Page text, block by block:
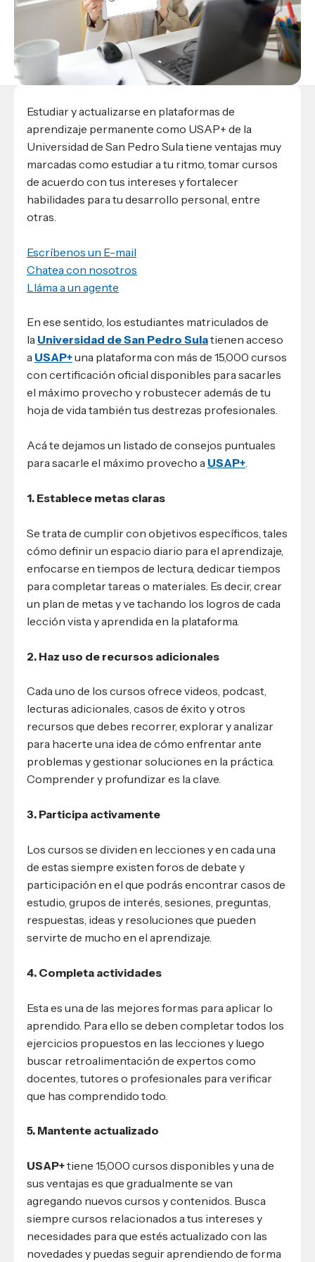
Escuela de Ciencias de la Comunicación
Escuela de Ciencias de la Salud
Escuela de Arquitectura
Ver toda la oferta académica
Escuela de Negocios
Conocé DUX
Datos de contacto
admisiones@usap.edu
+504 2561-8727
Ave. Circunvalación, San Pedro Sula,
EXCELENCIA USAP
Lifelong Learning University
Responsabilidad social y sostenibilidad
¿Que es USAP+?
Ayuda en línea
Guía de Servicios Académicos y Administrativos
Manual M365
Manual Moddle
Normas Académicas
Experiencias de alumnos
internacionales
Conocé experiencias
Evento
USAP integra RediEShn
Leer artículo
Estudiar y actualizarse en plataformas de
aprendizaje permanente como USAP+ de la
Universidad de San Pedro Sula tiene ventajas muy
marcadas como estudiar a tu ritmo, tomar cursos
de acuerdo con tus intereses y fortalecer
habilidades para tu desarrollo personal, entre
otras.
Escríbenos un E-mail
Chatea con nosotros
Lláma a un agente
En ese sentido, los estudiantes matriculados de
la Universidad de San Pedro Sulatienen acceso
a USAP+una plataforma con más de 15,000 cursos
con certificación oficial disponibles para sacarles
el máximo provecho y robustecer además de tu
hoja de vida también tus destrezas profesionales.
Acá te dejamos un listado de consejos puntuales
para sacarle el máximo provecho a USAP+.
1. Establece metas claras
Se trata de cumplir con objetivos específicos, tales
cómo definir un espacio diario para el aprendizaje,
enfocarse en tiempos de lectura, dedicar tiempos
para completar tareas o materiales. Es decir, crear
un plan de metas y ve tachando los logros de cada
lección vista y aprendida en la plataforma.
2. Haz uso de recursos adicionales
Cada uno de los cursos ofrece videos, podcast,
lecturas adicionales, casos de éxito y otros
recursos que debes recorrer, explorar y analizar
para hacerte una idea de cómo enfrentar ante
problemas y gestionar soluciones en la práctica.
Comprender y profundizar es la clave.
3. Participa activamente
Los cursos se dividen en lecciones y en cada una
de estas siempre existen foros de debate y
participación en el que podrás encontrar casos de
estudio, grupos de interés, sesiones, preguntas,
respuestas, ideas y resoluciones que pueden
servirte de mucho en el aprendizaje.
4. Completa actividades
Esta es una de las mejores formas para aplicar lo
aprendido. Para ello se deben completar todos los
ejercicios propuestos en las lecciones y luego
buscar retroalimentación de expertos como
docentes, tutores o profesionales para verificar
que has comprendido todo.
5. Mantente actualizado
USAP+tiene 15,000 cursos disponibles y una de
sus ventajas es que gradualmente se van
agregando nuevos cursos y contenidos. Busca
siempre cursos relacionados a tus intereses y
necesidades para que estés actualizado con las
novedades y puedas seguir aprendiendo de forma